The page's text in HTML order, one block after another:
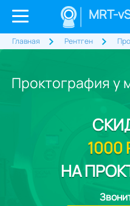
MRT-
Главная Рентген
Проктография у
1000
НА